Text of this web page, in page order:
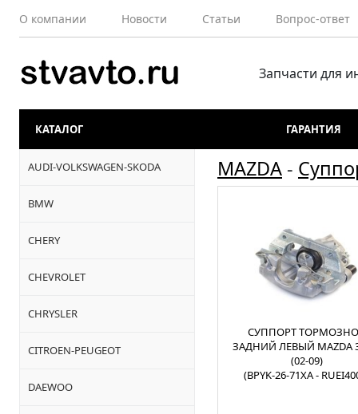
О компании Новости Статьи Вопрос-ответ
Запчасти для
КАТАЛОГ ГАРАНТИЯ
AUDI-VOLKSWAGEN-SKODA
BMW
CHERY
CHEVROLET
CHRYSLER
CITROEN-PEUGEOT
DAEWOO
MAZDA -
СУППОРТ
ЗАДНИЙ ЛЕВЫЙ MAZDA
(02-09)
(BPYK-26-71XA -